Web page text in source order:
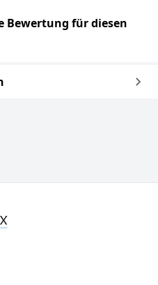
Bewertung für diesen